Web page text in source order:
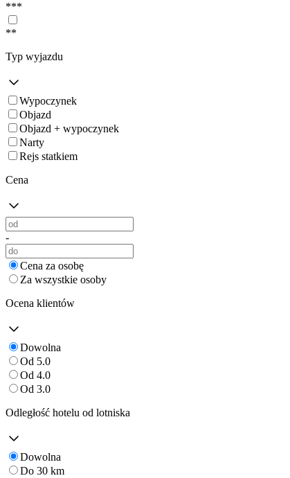
***
**
Typ wyjazdu
Wypoczynek
Objazd
Objazd + wypoczynek
Narty
Rejs statkiem
Cena
-
Cena za osobę
Za wszystkie osoby
Ocena klientów
Dowolna
Od 5.0
Od 4.0
Od 3.0
Odległość hotelu od lotniska
Dowolna
Do 30 km